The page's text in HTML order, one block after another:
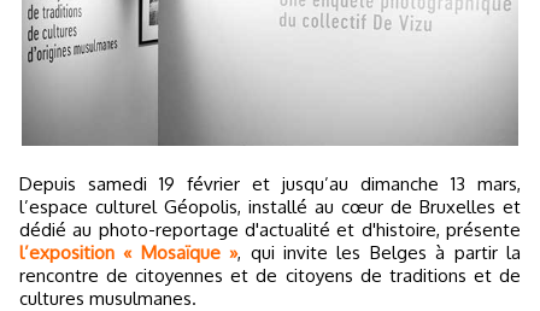
Depuis samedi 19 février et jusqu’au dimanche 13 mars,
l’espace culturel Géopolis, installé au cœur de Bruxelles et
dédié au photo-reportage d'actualité et d'histoire, présente
l’exposition « Mosaïque », qui invite les Belges à partir la
rencontre de citoyennes et de citoyens de traditions et de
cultures musulmanes.